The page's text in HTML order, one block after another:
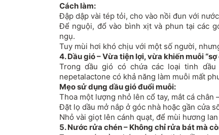
Cách làm:
Đập dập vài tép tỏi, cho vào nồi đun với
Để nguội, đổ vào bình xịt và phun tại các
ngụ.
Tuy mùi hơi khó chịu với một số người,
4. Dầu gió – Vừa tiện lợi, vừa khiến muỗi
Trong dầu gió có chứa các loại tinh
nepetalactone có khả năng làm muỗi mất
Mẹo sử dụng dầu gió đuổi muỗi:
Thoa một lượng nhỏ lên cổ tay, mắt cá chân
Đặt lọ dầu mở nắp ở góc nhà hoặc gần cửa
Nhỏ vài giọt lên cánh quạt, để mùi hương
5. Nước rửa chén – Không chỉ rửa bát mà